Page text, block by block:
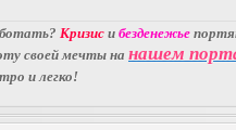
Кризис и безденежье
своей мечты на нашем
и легко!